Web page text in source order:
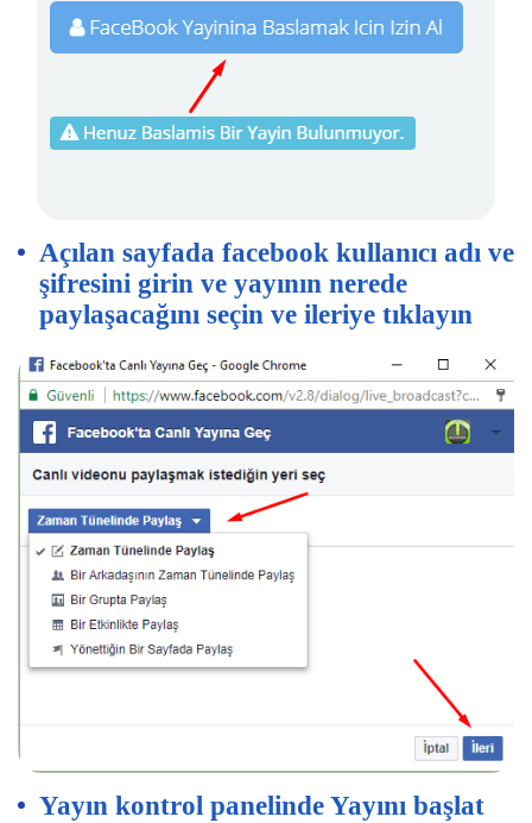
Açılan sayfada facebook kullanıcı adı ve
şifresini girin ve yayının nerede
paylaşacağını seçin ve ileriye tıklayın
Yayın kontrol panelinde Yayını başlat